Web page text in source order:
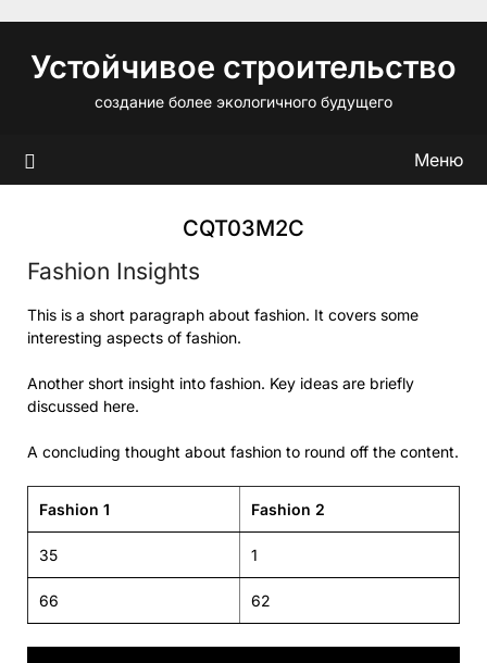
содержимому
Устойчивое строительство
создание более экологичного будущего
Меню
CQT03M2C
Fashion Insights
This is a short paragraph about fashion. It covers some
interesting aspects of fashion.
Another short insight into fashion. Key ideas are briefly
discussed here.
A concluding thought about fashion to round off the content.
Fashion 1 Fashion 2
35 1
66 62